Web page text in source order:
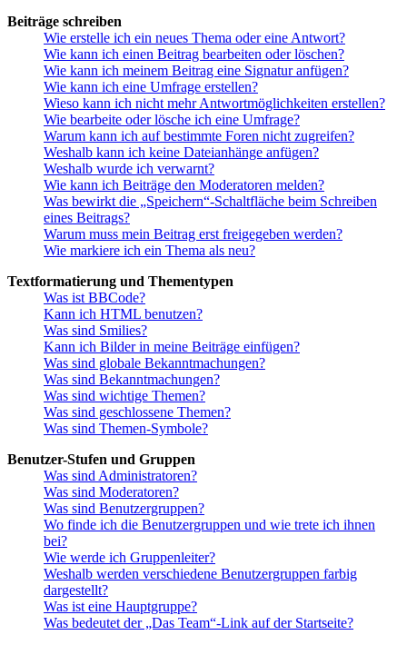
Beiträge schreiben
Wie erstelle ich ein neues Thema oder eine Antwort?
Wie kann ich einen Beitrag bearbeiten oder löschen?
Wie kann ich meinem Beitrag eine Signatur anfügen?
Wie kann ich eine Umfrage erstellen?
Wieso kann ich nicht mehr Antwortmöglichkeiten erstellen?
Wie bearbeite oder lösche ich eine Umfrage?
Warum kann ich auf bestimmte Foren nicht zugreifen?
Weshalb kann ich keine Dateianhänge anfügen?
Weshalb wurde ich verwarnt?
Wie kann ich Beiträge den Moderatoren melden?
Was bewirkt die „Speichern“-Schaltfläche beim Schreiben
eines Beitrags?
Warum muss mein Beitrag erst freigegeben werden?
Wie markiere ich ein Thema als neu?
Textformatierung und Thementypen
Was ist BBCode?
Kann ich HTML benutzen?
Was sind Smilies?
Kann ich Bilder in meine Beiträge einfügen?
Was sind globale Bekanntmachungen?
Was sind Bekanntmachungen?
Was sind wichtige Themen?
Was sind geschlossene Themen?
Was sind Themen-Symbole?
Benutzer-Stufen und Gruppen
Was sind Administratoren?
Was sind Moderatoren?
Was sind Benutzergruppen?
Wo finde ich die Benutzergruppen und wie trete ich ihnen
bei?
Wie werde ich Gruppenleiter?
Weshalb werden verschiedene Benutzergruppen farbig
dargestellt?
Was ist eine Hauptgruppe?
Was bedeutet der „Das Team“-Link auf der Startseite?